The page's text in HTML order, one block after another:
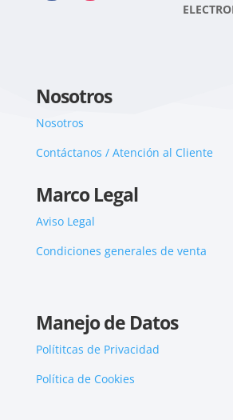
Nosotros
Nosotros
Contáctanos / Atención al Cliente
Marco Legal
Aviso Legal
Condiciones generales de venta
Manejo de Datos
Polítitcas de Privacidad
Política de Cookies